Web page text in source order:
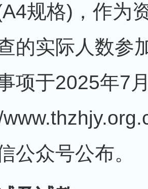
规格)，作为
的实际人数参
项于2025年7
公众号公布。